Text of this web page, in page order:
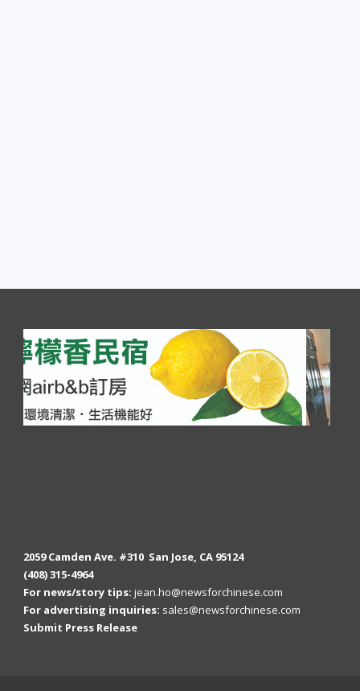
2059 Camden Ave. #310 San Jose, CA 95124
(408) 315-4964
For news/story tips: jean.ho@newsforchinese.com
For advertising inquiries: sales@newsforchinese.com
Submit Press Release